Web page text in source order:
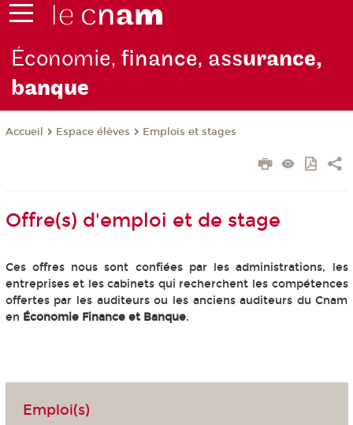
Économie,finance, assurance,
banque
Accueil Espace élèves Emplois et stages
Offre(s) d'emploi et de stage
Ces offres nous sont confiées par les administrations, les
entreprises et les cabinets qui recherchent les compétences
offertes par les auditeurs ou les anciens auditeurs du Cnam
en Économie Finance et Banque.
Emploi(s)